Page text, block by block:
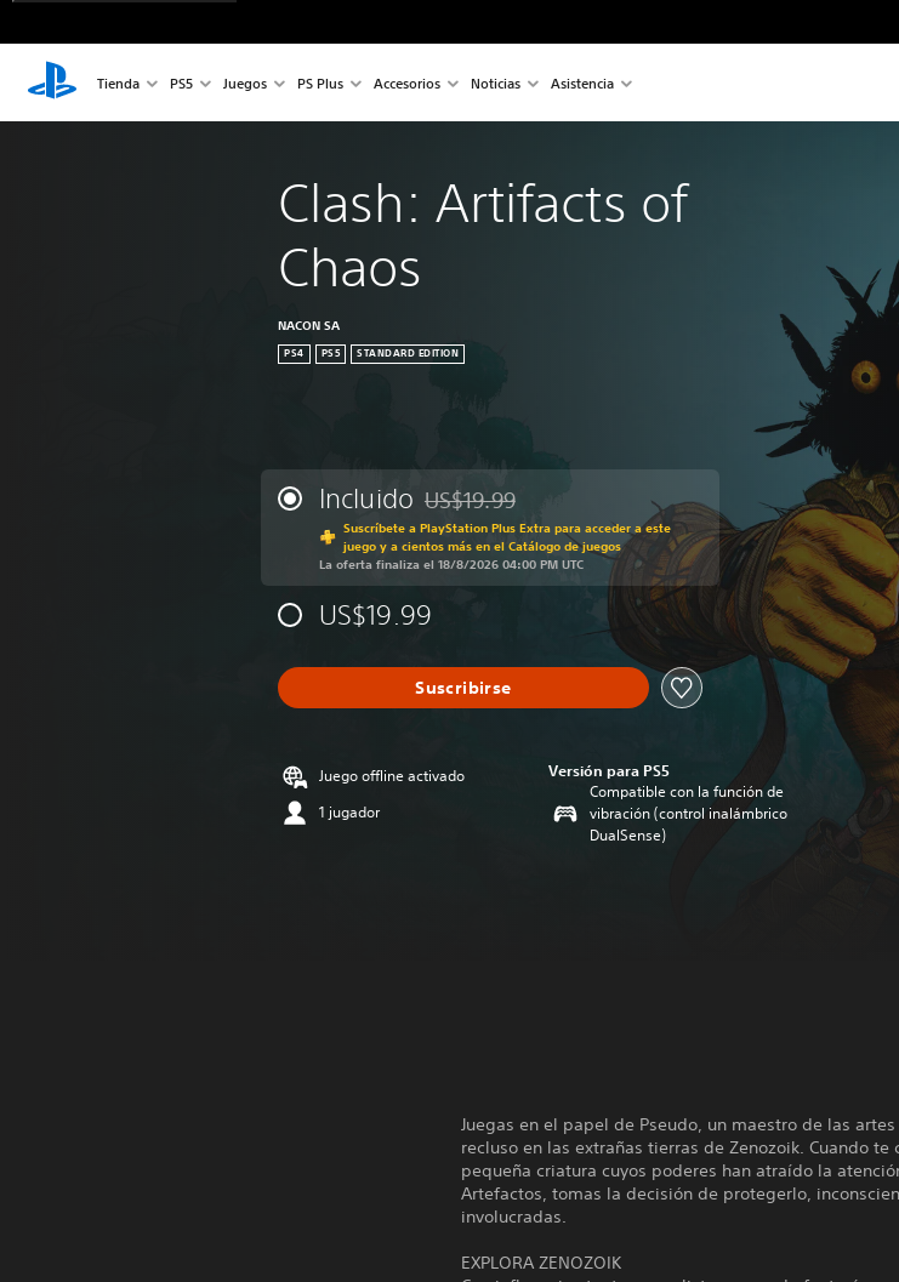
Tienda PS5 Juegos PS Plus Accesorios Noticias Asistencia
Clash: Artifacts of
Chaos
NACON SA
PS4 PS5 STANDARD EDITION
Incluido Rebajado del precio original de US$19.99
US$19.99
Suscríbete a PlayStation Plus Extra para acceder a este
juego y a cientos más en el Catálogo de juegos
La oferta finaliza el 18/8/2026 04:00 PM UTC
US$19.99
Suscribirse
Juego offline activado
1 jugador
Versión para PS5
Compatible con la función de
vibración (control inalámbrico
DualSense)
Juegas en el papel de Pseudo, un maestro de las
recluso en las extrañas tierras de Zenozoik. Cuando te
pequeña criatura cuyos poderes han atraído la
Artefactos, tomas la decisión de protegerlo,
involucradas.
EXPLORA ZENOZOIK